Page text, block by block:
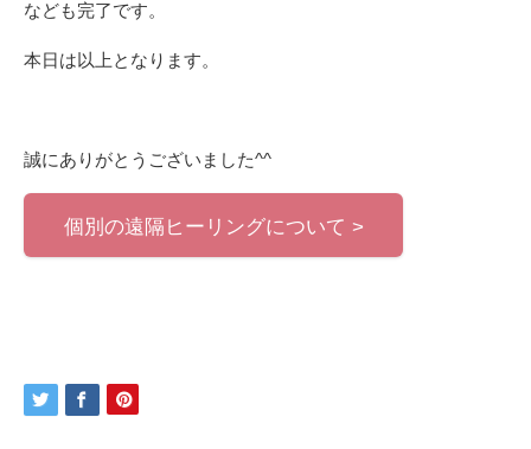
なども完了です。
本日は以上となります。
誠にありがとうございました^^
個別の遠隔ヒーリングについて >